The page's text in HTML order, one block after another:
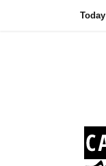
Today